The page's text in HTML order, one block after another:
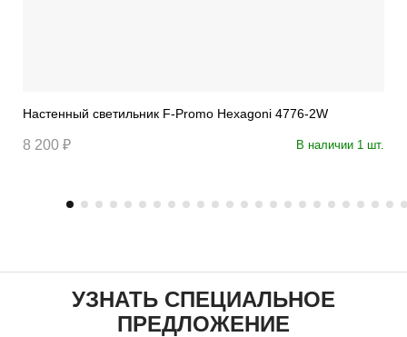
Настенный светильник F-Promo Hexagoni 4776-2W
8 200 ₽ В наличии 1 шт.
УЗНАТЬ СПЕЦИАЛЬНОЕ
ПРЕДЛОЖЕНИЕ